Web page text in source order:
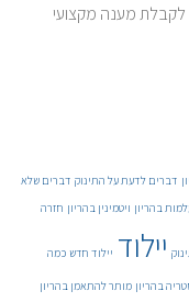
לקבלת מענה מקצועי
דברים לדעת על התינוק דברים שלא
בהריון ויטמינין בהריון חזרה
יילוד יילוד חדש כמה
בהריון מותר להתאמן בהריון